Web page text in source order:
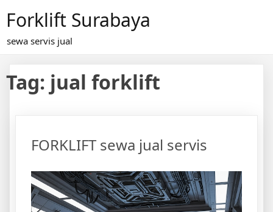
Forklift Surabaya
sewa servis jual
Tag: jual forklift
FORKLIFT sewa jual servis